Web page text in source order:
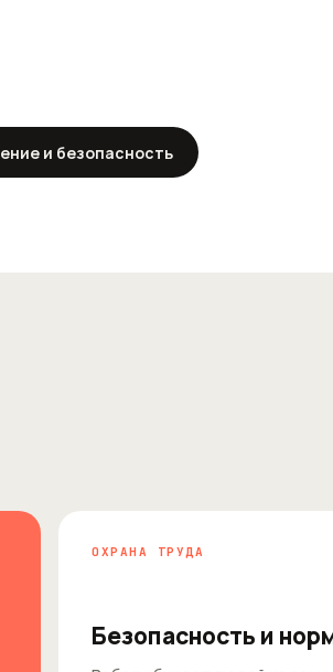
и безопасность
ОХРАНА ТРУДА
Безопасность и